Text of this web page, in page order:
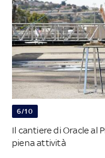
6/10
Il cantiere di Oracle al
piena attività